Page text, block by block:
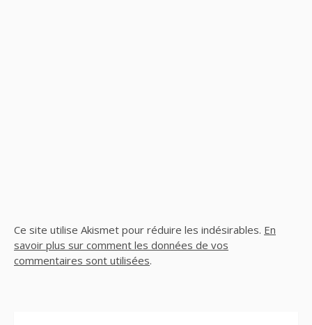
Ce site utilise Akismet pour réduire les indésirables. En
savoir plus sur comment les données de vos
commentaires sont utilisées.